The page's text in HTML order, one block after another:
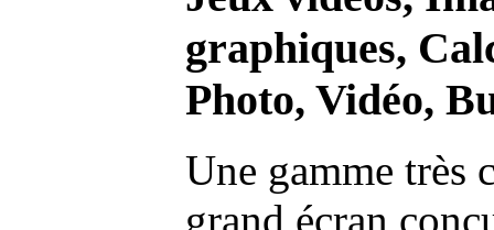
graphiques,
Photo, Vidéo,
Une gamme très
grand écran